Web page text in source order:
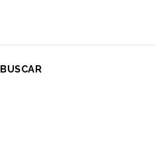
BUSCAR